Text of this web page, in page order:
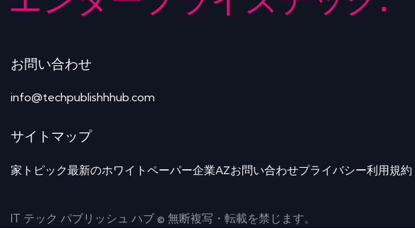
お問い合わせ
info@techpublishhhub.com
サイトマップ
家 トピック最新のホワイトペーパー企業AZお問い合わせプライバシー利用規約
IT テック パブリッシュ ハブ © 無断複写・転載を禁じます。